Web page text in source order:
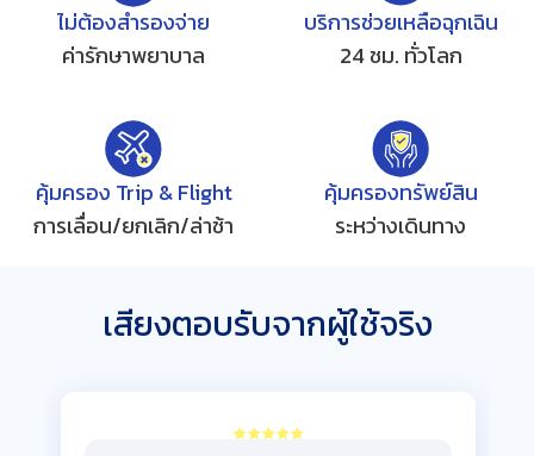
ไม่ต้องสำรองจ่าย
ค่ารักษาพยาบาล
5 ล้านบาท
บริการช่วยเหลือฉุกเฉิน
24 ชม. ทั่วโลก
ด้านการแพทย์
คุ้มครอง Trip & Flight
การเลื่อน/ยกเลิก/ล่าช้า
Flight
คุ้มครองทรัพย์สิน
ระหว่างเดินทาง
กระเป๋าเดินทาง
เงินสดส่วนตัว / Laptop
เสียงตอบรับจากผู้ใช้จริง